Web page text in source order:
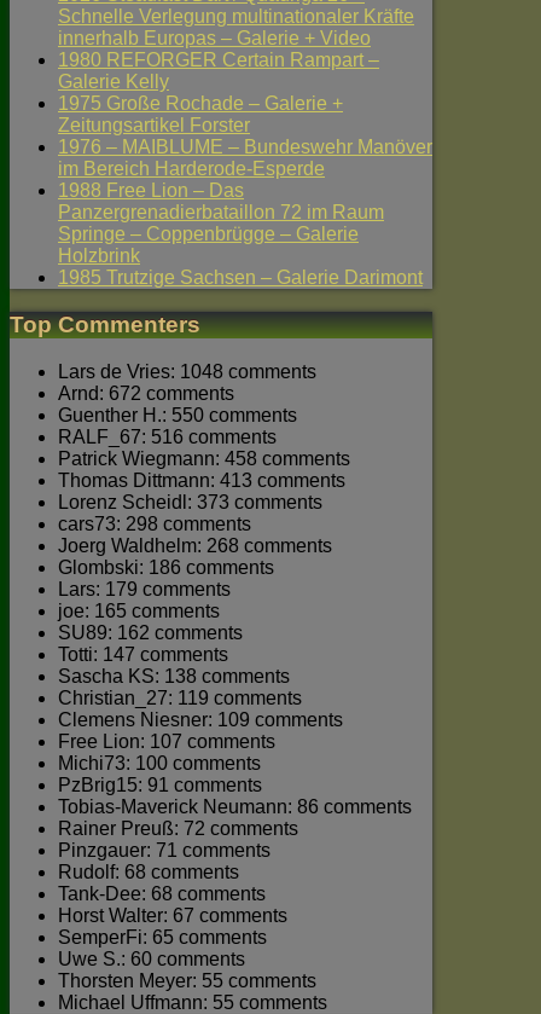
Schnelle Verlegung multinationaler Kräfte
innerhalb Europas – Galerie + Video
1980 REFORGER Certain Rampart –
Galerie Kelly
1975 Große Rochade – Galerie +
Zeitungsartikel Forster
1976 – MAIBLUME – Bundeswehr Manöver
im Bereich Harderode-Esperde
1988 Free Lion – Das
Panzergrenadierbataillon 72 im Raum
Springe – Coppenbrügge – Galerie
Holzbrink
1985 Trutzige Sachsen – Galerie Darimont
Top Commenters
Lars de Vries: 1048 comments
Arnd: 672 comments
Guenther H.: 550 comments
RALF_67: 516 comments
Patrick Wiegmann: 458 comments
Thomas Dittmann: 413 comments
Lorenz Scheidl: 373 comments
cars73: 298 comments
Joerg Waldhelm: 268 comments
Glombski: 186 comments
Lars: 179 comments
joe: 165 comments
SU89: 162 comments
Totti: 147 comments
Sascha KS: 138 comments
Christian_27: 119 comments
Clemens Niesner: 109 comments
Free Lion: 107 comments
Michi73: 100 comments
PzBrig15: 91 comments
Tobias-Maverick Neumann: 86 comments
Rainer Preuß: 72 comments
Pinzgauer: 71 comments
Rudolf: 68 comments
Tank-Dee: 68 comments
Horst Walter: 67 comments
SemperFi: 65 comments
Uwe S.: 60 comments
Thorsten Meyer: 55 comments
Michael Uffmann: 55 comments